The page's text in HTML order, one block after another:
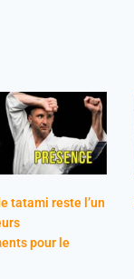
tatami reste l’un
pour le